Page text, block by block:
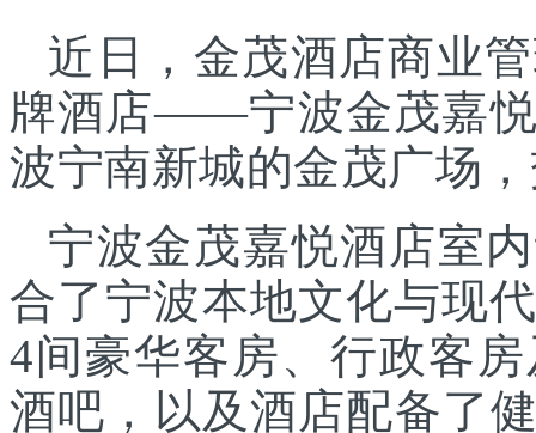
近日，金茂酒店商业
牌酒店——宁波金茂嘉
波宁南新城的金茂广场
宁波金茂嘉悦酒店室
合了宁波本地文化与现
4间豪华客房、行政客
酒吧，以及酒店配备了